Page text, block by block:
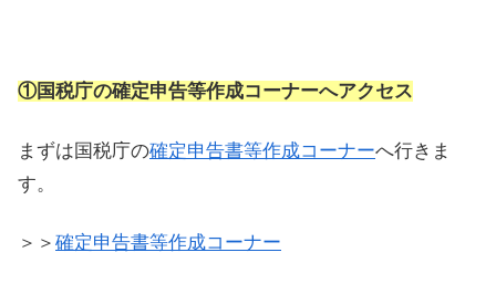
①国税庁の確定申告等作成コーナーへアクセス
まずは国税庁の確定申告書等作成コーナーへ行きま
す。
＞＞ 確定申告書等作成コーナー